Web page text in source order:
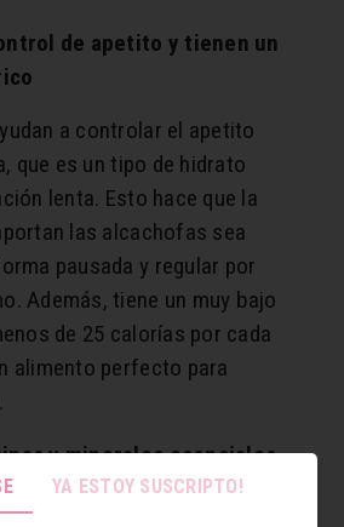
de apetito y tienen un
a controlar el apetito
que es un tipo de hidrato
lenta. Esto hace que la
las alcachofas sea
pausada y regular por
Además, tiene un muy bajo
de 25 calorías por cada
alimento perfecto para
y minerales esenciales
YA ESTOY SUSCRIPTO!